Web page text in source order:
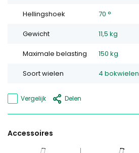
Hellingshoek 70 °
Gewicht 11,5 kg
Maximale belasting 150 kg
Soort wielen 4 bokwielen
Vergelijk Delen
Accessoires